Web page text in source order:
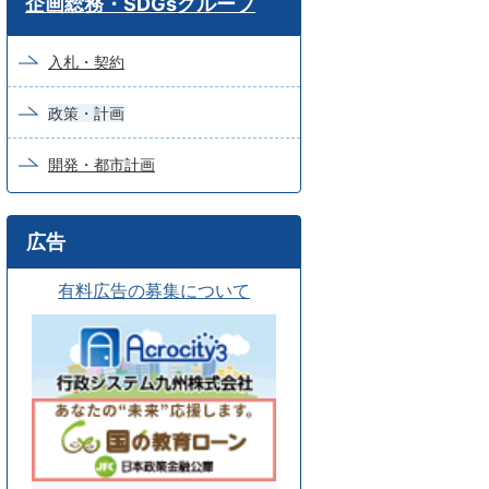
ー
ド
検
索
入札・契約
政策・計画
開発・都市計画
広告
有料広告の募集について